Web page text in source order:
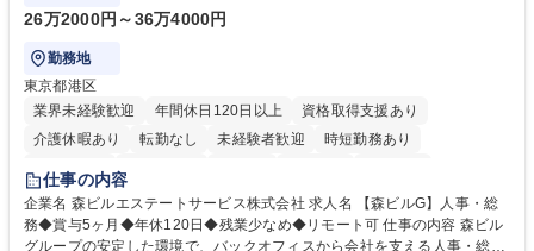
26万2000円～36万4000円
勤務地
東京都港区
業界未経験歓迎
年間休日120日以上
資格取得支援あり
介護休暇あり
転勤なし 未経験者歓迎
時短勤務あり
経験者歓迎
完全週休2日制
交通費支給 長期歓迎 駅近5分以内 土日祝休み
仕事の内容
企業名 森ビルエステートサービス株式会社 求人名 【森ビルG】人事・総
務◆賞与5ヶ月◆年休120日◆残業少なめ◆リモート可 仕事の内容 森ビル
グループの安定した環境で、バックオフィスから会社を支える人事・総務